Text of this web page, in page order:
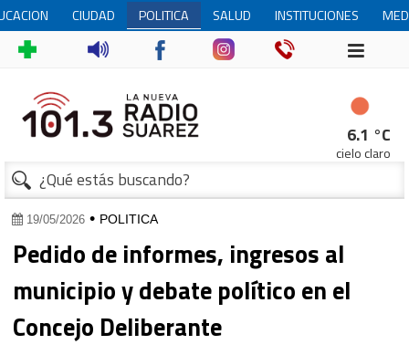
CIUDAD POLITICA SALUD INSTITUCIONES
6.1 °C
cielo claro
19/05/2026• POLITICA
Pedido de informes, ingresos al
municipio y debate político en el
Concejo Deliberante